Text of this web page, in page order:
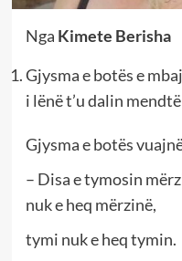
Nga Kimete Berisha
Gjysma e botës e
i lënë t’u dalin
Gjysma e botës
– Disa e tymosin
nuk e heq mërzinë,
tymi nuk e heq tymin.